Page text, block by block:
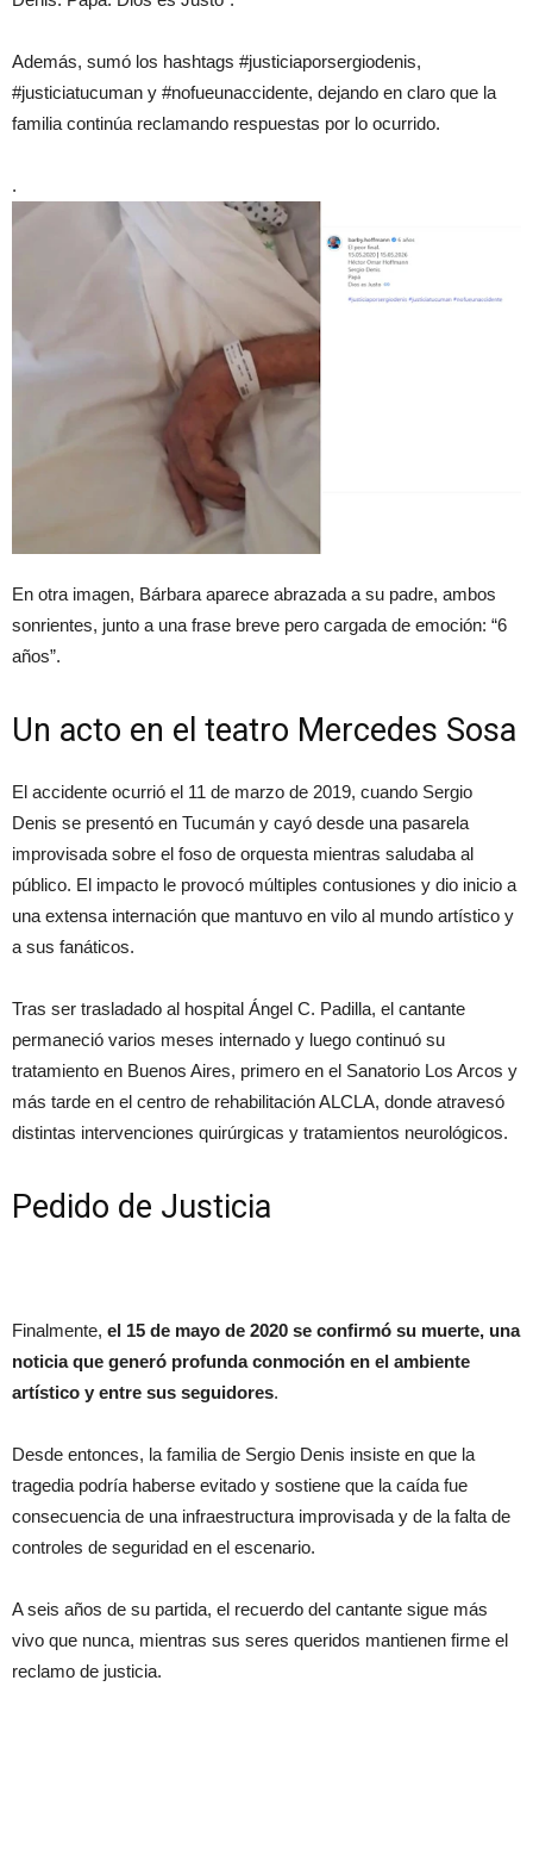
Además, sumó los hashtags #justiciaporsergiodenis,
#justiciatucuman y #nofueunaccidente, dejando en claro que la
familia continúa reclamando respuestas por lo ocurrido.
.
En otra imagen, Bárbara aparece abrazada a su padre, ambos
sonrientes, junto a una frase breve pero cargada de emoción: “6
años”.
Un acto en el teatro Mercedes Sosa
El accidente ocurrió el 11 de marzo de 2019, cuando Sergio
Denis se presentó en Tucumán y cayó desde una pasarela
improvisada sobre el foso de orquesta mientras saludaba al
público. El impacto le provocó múltiples contusiones y dio inicio a
una extensa internación que mantuvo en vilo al mundo artístico y
a sus fanáticos.
Tras ser trasladado al hospital Ángel C. Padilla, el cantante
permaneció varios meses internado y luego continuó su
tratamiento en Buenos Aires, primero en el Sanatorio Los Arcos y
más tarde en el centro de rehabilitación ALCLA, donde atravesó
distintas intervenciones quirúrgicas y tratamientos neurológicos.
Pedido de Justicia
Finalmente, el 15 de mayo de 2020 se confirmó su muerte, una
noticia que generó profunda conmoción en el ambiente
artístico y entre sus seguidores.
Desde entonces, la familia de Sergio Denis insiste en que la
tragedia podría haberse evitado y sostiene que la caída fue
consecuencia de una infraestructura improvisada y de la falta de
controles de seguridad en el escenario.
A seis años de su partida, el recuerdo del cantante sigue más
vivo que nunca, mientras sus seres queridos mantienen firme el
reclamo de justicia.